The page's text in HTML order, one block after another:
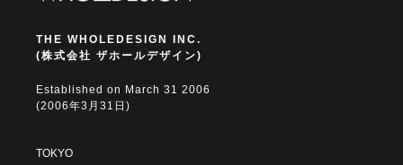
THE WHOLEDESIGN INC.
(株式会社 ザホールデザイン)
Established on March 31 2006
(2006年3月31日)
TOKYO